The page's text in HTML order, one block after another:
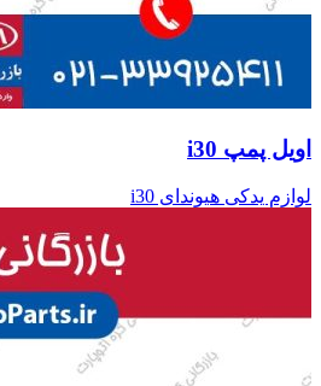
اویل پمپ i30
لوازم یدکی هیوندای i30